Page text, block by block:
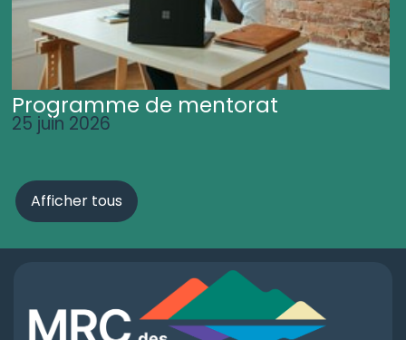
Programme de mentorat
25 juin 2026
Afficher tous